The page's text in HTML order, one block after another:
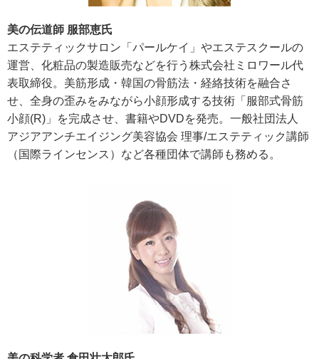
美の伝道師 服部恵氏
エステティックサロン「パールケイ」やエステスクールの
運営、化粧品の製造販売などを行う株式会社ミロワール代
表取締役。美筋形成・韓国の骨筋法・経絡技術を融合さ
せ、全身の歪みをみながら小顔形成する技術「服部式骨筋
小顔(R)」を完成させ、書籍やDVDを発売。一般社団法人
アジアアンチエイジング美容協会 理事/エステティック講師
（国際ラインセンス）など各種団体で講師も務める。